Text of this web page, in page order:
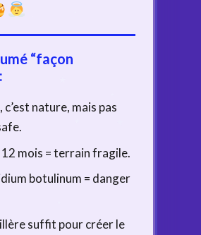
“façon
c’est nature, mais pas
12 mois = terrain fragile.
botulinum = danger
suffit pour créer le